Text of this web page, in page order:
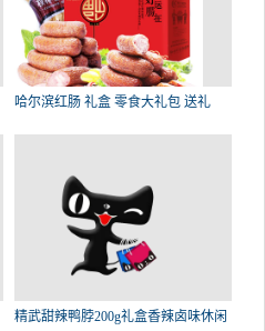
哈尔滨红肠 礼盒 零食大礼包 送礼
精武甜辣鸭脖200g礼盒香辣卤味休闲